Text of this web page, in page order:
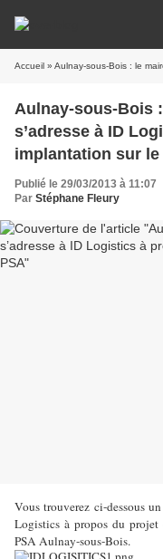
Accueil » Aulnay-sous-Bois : le maire Gérard
Aulnay-sous-Bois
s’adresse à ID
implantation sur le
Publié le 29/03/2013 à 11:07
Par Stéphane Fleury
Vous trouverez ci-dessous
Logistics à propos du
PSA Aulnay-sous-Bois.